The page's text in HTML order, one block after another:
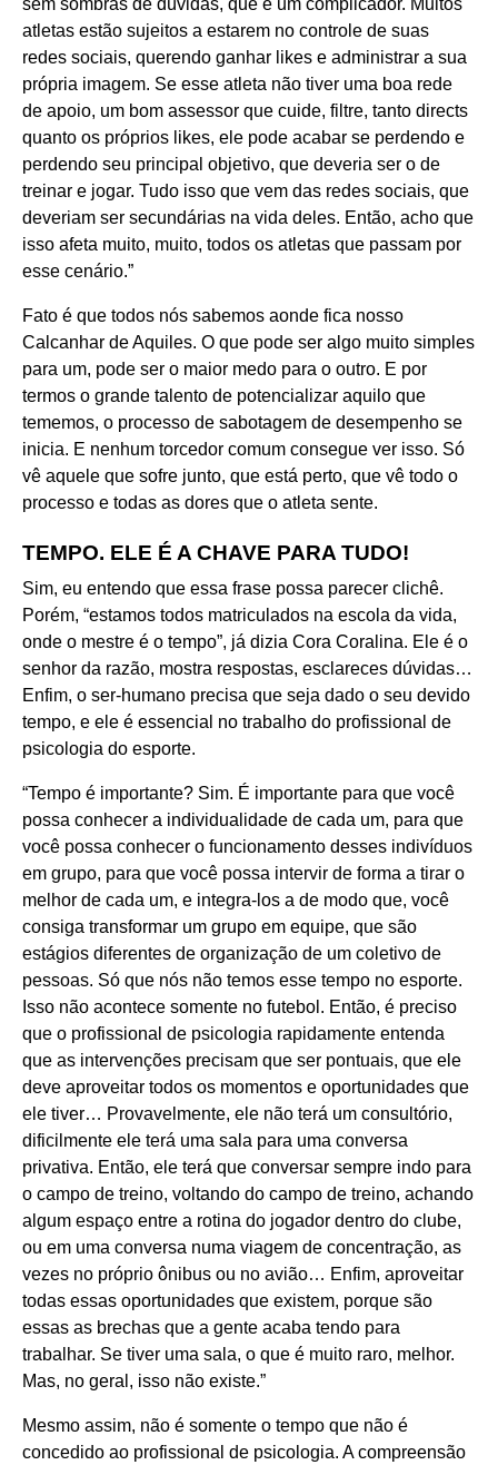
atletas estão sujeitos a estarem no controle de suas
redes sociais, querendo ganhar likes e administrar a sua
própria imagem. Se esse atleta não tiver uma boa rede
de apoio, um bom assessor que cuide, filtre, tanto directs
quanto os próprios likes, ele pode acabar se perdendo e
perdendo seu principal objetivo, que deveria ser o de
treinar e jogar. Tudo isso que vem das redes sociais, que
deveriam ser secundárias na vida deles. Então, acho que
isso afeta muito, muito, todos os atletas que passam por
esse cenário.”
Fato é que todos nós sabemos aonde fica nosso
Calcanhar de Aquiles. O que pode ser algo muito simples
para um, pode ser o maior medo para o outro. E por
termos o grande talento de potencializar aquilo que
tememos, o processo de sabotagem de desempenho se
inicia. E nenhum torcedor comum consegue ver isso. Só
vê aquele que sofre junto, que está perto, que vê todo o
processo e todas as dores que o atleta sente.
TEMPO. ELE É A CHAVE PARA TUDO!
Sim, eu entendo que essa frase possa parecer clichê.
Porém, “estamos todos matriculados na escola da vida,
onde o mestre é o tempo”, já dizia Cora Coralina. Ele é o
senhor da razão, mostra respostas, esclareces dúvidas…
Enfim, o ser-humano precisa que seja dado o seu devido
tempo, e ele é essencial no trabalho do profissional de
psicologia do esporte.
“Tempo é importante? Sim. É importante para que você
possa conhecer a individualidade de cada um, para que
você possa conhecer o funcionamento desses indivíduos
em grupo, para que você possa intervir de forma a tirar o
melhor de cada um, e integra-los a de modo que, você
consiga transformar um grupo em equipe, que são
estágios diferentes de organização de um coletivo de
pessoas. Só que nós não temos esse tempo no esporte.
Isso não acontece somente no futebol. Então, é preciso
que o profissional de psicologia rapidamente entenda
que as intervenções precisam que ser pontuais, que ele
deve aproveitar todos os momentos e oportunidades que
ele tiver… Provavelmente, ele não terá um consultório,
dificilmente ele terá uma sala para uma conversa
privativa. Então, ele terá que conversar sempre indo para
o campo de treino, voltando do campo de treino, achando
algum espaço entre a rotina do jogador dentro do clube,
ou em uma conversa numa viagem de concentração, as
vezes no próprio ônibus ou no avião… Enfim, aproveitar
todas essas oportunidades que existem, porque são
essas as brechas que a gente acaba tendo para
trabalhar. Se tiver uma sala, o que é muito raro, melhor.
Mas, no geral, isso não existe.”
Mesmo assim, não é somente o tempo que não é
concedido ao profissional de psicologia. A compreensão